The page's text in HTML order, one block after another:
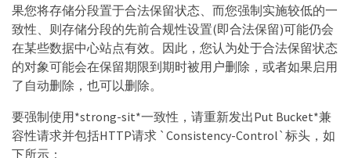
果您将存储分段置于合法保留状态、而您强制实施较低的一
致性、则存储分段的先前合规性设置(即合法保留)可能仍会
在某些数据中心站点有效。因此，您认为处于合法保留状态
的对象可能会在保留期限到期时被用户删除，或者如果启用
了自动删除，也可以删除。
要强制使用*strong-sit*一致性，请重新发出Put Bucket*兼
容性请求并包括HTTP请求 `Consistency-Control`标头，如
下所示：